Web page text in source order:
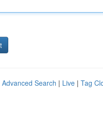
Advanced Search | Live | Tag